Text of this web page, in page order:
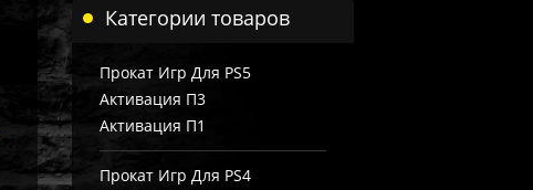
Категории товаров
Прокат Игр Для PS5
Активация П3
Активация П1
Прокат Игр Для PS4